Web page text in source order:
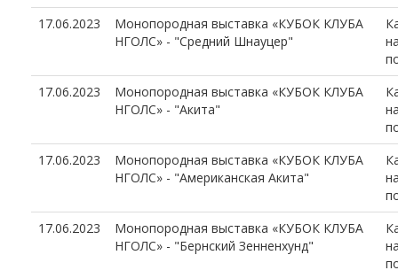
17.06.2023
Монопородная выставка «КУБОК КЛУБА
НГОЛС» - "Средний Шнауцер"
17.06.2023
Монопородная выставка «КУБОК КЛУБА
НГОЛС» - "Акита"
17.06.2023
Монопородная выставка «КУБОК КЛУБА
НГОЛС» - "Американская Акита"
17.06.2023
Монопородная выставка «КУБОК КЛУБА
НГОЛС» - "Бернский Зенненхунд"